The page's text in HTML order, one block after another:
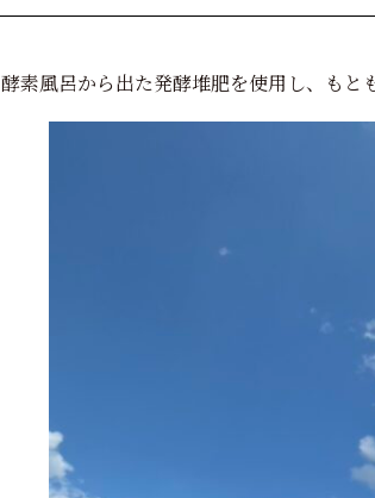
酵素風呂から出た発酵堆肥を使用し、も